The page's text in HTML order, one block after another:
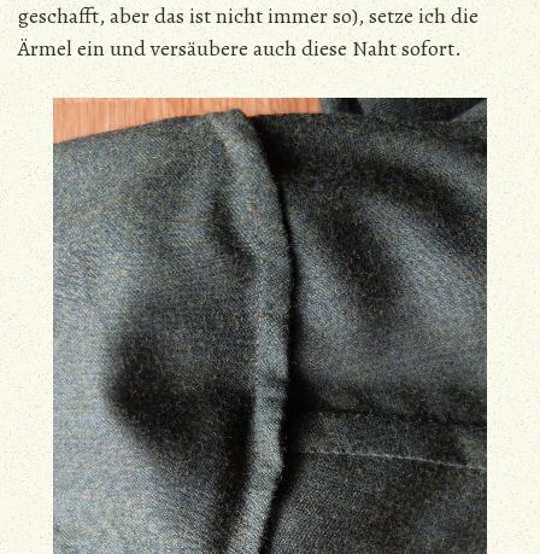
geschafft, aber das ist nicht immer so), setze ich die
Ärmel ein und versäubere auch diese Naht sofort.